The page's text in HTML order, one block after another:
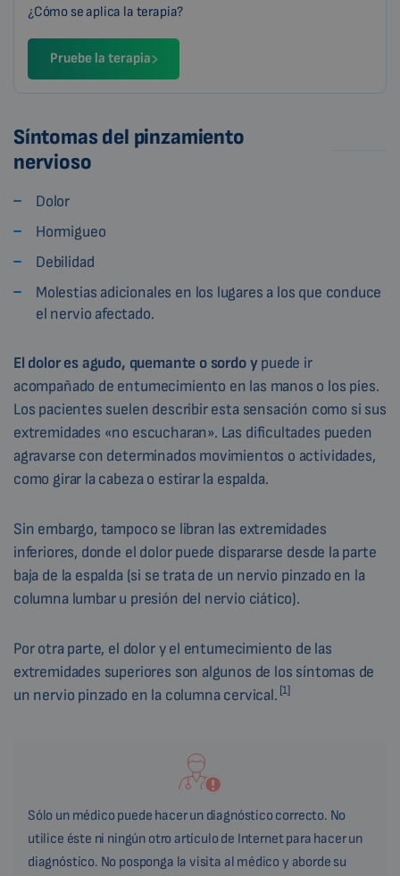
¿Cómo se aplica la terapia?
Pruebe la terapia
Síntomas del pinzamiento
nervioso
Dolor
Hormigueo
Debilidad
Molestias adicionales en los lugares a los que conduce
el nervio afectado.
El dolor es agudo, quemante o sordo ypuede ir
acompañado de entumecimiento en las manos o los pies.
Los pacientes suelen describir esta sensación como si sus
extremidades «no escucharan». Las dificultades pueden
agravarse con determinados movimientos o actividades,
como girar la cabeza o estirar la espalda.
Sin embargo, tampoco se libran las extremidades
inferiores, donde el dolor puede dispararse desde la parte
baja de la espalda (si se trata de un nervio pinzado en la
columna lumbar u presión del nervio ciático).
Por otra parte, el dolor y el entumecimiento de las
extremidades superiores son algunos de los síntomas de
un nervio pinzado en la columna cervical. [1]
Sólo un médico puede hacer un diagnóstico correcto. No
utilice éste ni ningún otro artículo de Internet para hacer un
diagnóstico. No posponga la visita al médico y aborde su